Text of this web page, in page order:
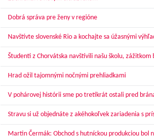
Dobrá správa pre ženy v regióne
Navštívte slovenské Rio a kochajte sa úžasnými
Študenti z Chorvátska navštívili našu školu,
Hrad ožil tajomnými nočnými prehliadkami
V pohárovej histórii sme po tretíkrát ostali pred
Stravu si už objednáte z akéhokoľvek zariadenia s
Martin Čermák: Obchod s hutníckou produkciou bol